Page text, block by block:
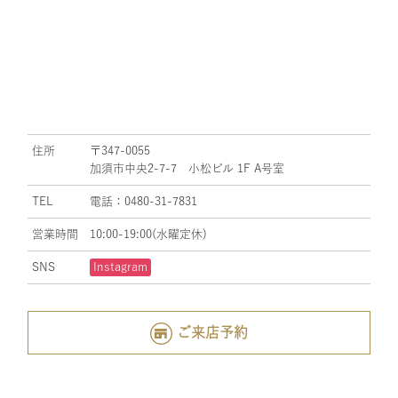
住所
〒347-0055
加須市中央2-7-7 小松ビル 1F A号室
TEL 電話：0480-31-7831
営業時間 10:00-19:00(水曜定休)
SNS Instagram
ご来店予約